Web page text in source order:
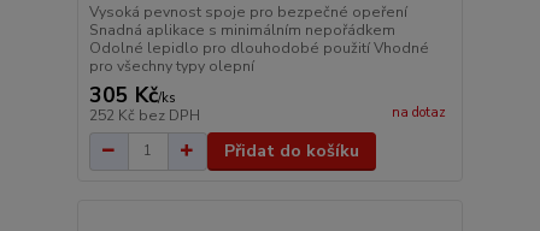
Vysoká pevnost spoje pro bezpečné opeření
Snadná aplikace s minimálním nepořádkem
Odolné lepidlo pro dlouhodobé použití Vhodné
pro všechny typy olepní
305 Kč/ks
252 Kč bez DPH na dotaz
Přidat do košíku